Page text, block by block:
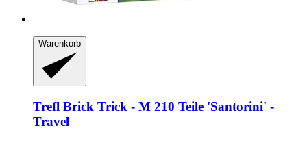
Warenkorb
Trefl Brick Trick -​ M 210 Teile 'Santorini' -​
Travel